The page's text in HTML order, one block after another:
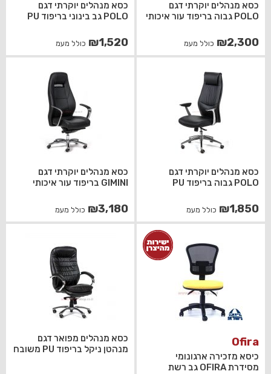
כסא מנהלים יוקרתי דגם
POLO גבוה בריפוד עור איכותי
₪2,300 כולל מעמ
כסא מנהלים יוקרתי דגם
POLO גב בינוני בריפוד PU
₪1,520 כולל מעמ
כסא מנהלים יוקרתי דגם
POLO גבוה בריפוד PU
₪1,850 כולל מעמ
כסא מנהלים יוקרתי דגם
GIMINI בריפוד עור איכותי
₪3,180 כולל מעמ
Ofira
כיסא מזכירה ארגונומי
מסידרת OFIRA גב רשת
כסא מנהלים מפואר דגם
מנהטן ניקל בריפוד PU משובח